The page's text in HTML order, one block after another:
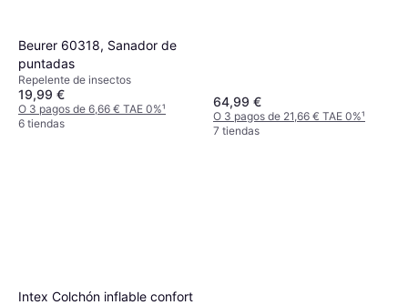
Beurer 60318, Sanador de
puntadas
Repelente de insectos
19,99 €
O 3 pagos de 6,66 € TAE 0%¹
6 tiendas
64,99 €
O 3 pagos de 21,66 € TAE 0%¹
7 tiendas
Intex Colchón inflable confort